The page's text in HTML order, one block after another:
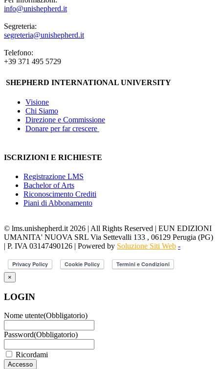
info@unishepherd.it
Segreteria:
segreteria@unishepherd.it
Telefono:
+39 371 495 5729
SHEPHERD INTERNATIONAL UNIVERSITY
Visione
Chi Siamo
Direzione e Commissione
Donare per far crescere
ISCRIZIONI E RICHIESTE
Registrazione LMS
Bachelor of Arts
Riconoscimento Crediti
Piani di Abbonamento
© lms.unishepherd.it 2026 | All Rights Reserved | EUN EDIZIONI
UMANITA' NUOVA SRL Via Settevalli 133 , 06129 Perugia (PG)
| P. IVA 03147490126 | Powered by Soluzione Siti Web -
×
LOGIN
Nome utente(Obbligatorio)
Password(Obbligatorio)
Ricordami